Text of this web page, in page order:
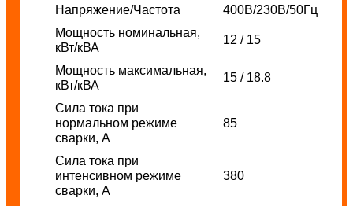
Напряжение/Частота
400В/230В/50Гц
Мощность номинальная,
кВт/кВА
12 / 15
Мощность максимальная,
кВт/кВА
15 / 18.8
Сила тока при
нормальном режиме
сварки, А
85
Сила тока при
интенсивном режиме
сварки, А
380